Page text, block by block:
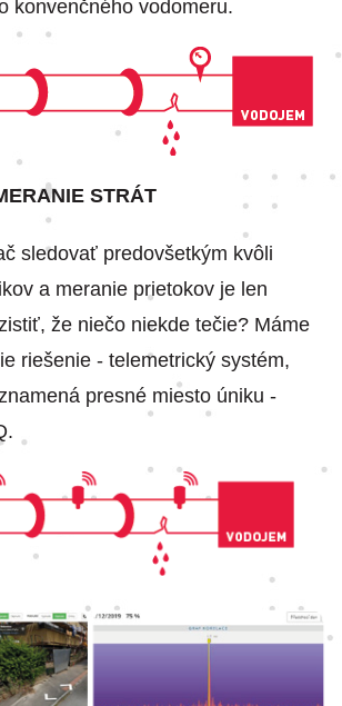
konvenčného vodomeru.
STRÁT
sledovať predovšetkým kvôli
a meranie prietokov je len
že niečo niekde tečie? Máme
riešenie - telemetrický systém,
presné miesto úniku -